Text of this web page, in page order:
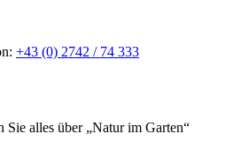
+43 (0) 2742 / 74 333
Sie alles über „Natur im Garten“